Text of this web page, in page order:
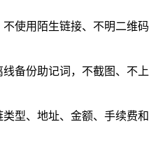
使用陌生链接、不明二维码
备份助记词，不截图、不上
型、地址、金额、手续费和